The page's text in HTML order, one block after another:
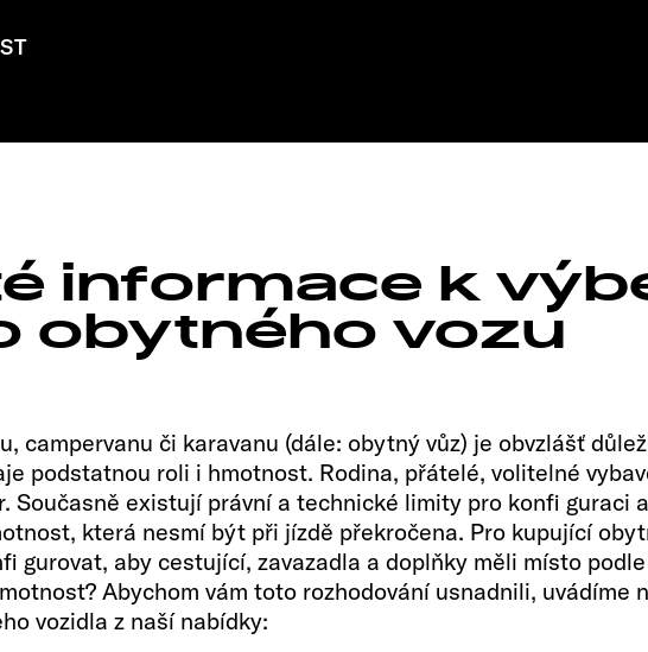
informace k
obytného vozu
campervanu či karavanu (dále: obytný vůz) je obvzlášť
podstatnou roli i hmotnost. Rodina, přátelé, volitelné
Současně existují právní a technické limity pro konfi guraci
která nesmí být při jízdě překročena. Pro kupující
gurovat, aby cestující, zavazadla a doplňky měli místo
Abychom vám toto rozhodování usnadnili, uvádíme
vozidla z naší nabídky: